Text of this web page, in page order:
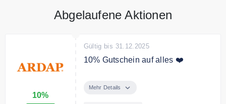
Abgelaufene Aktionen
10%
Gültig bis 31.12.2025
10% Gutschein auf alles ❤️
Kasse und sichern Sie sich 10%
Mehr Details